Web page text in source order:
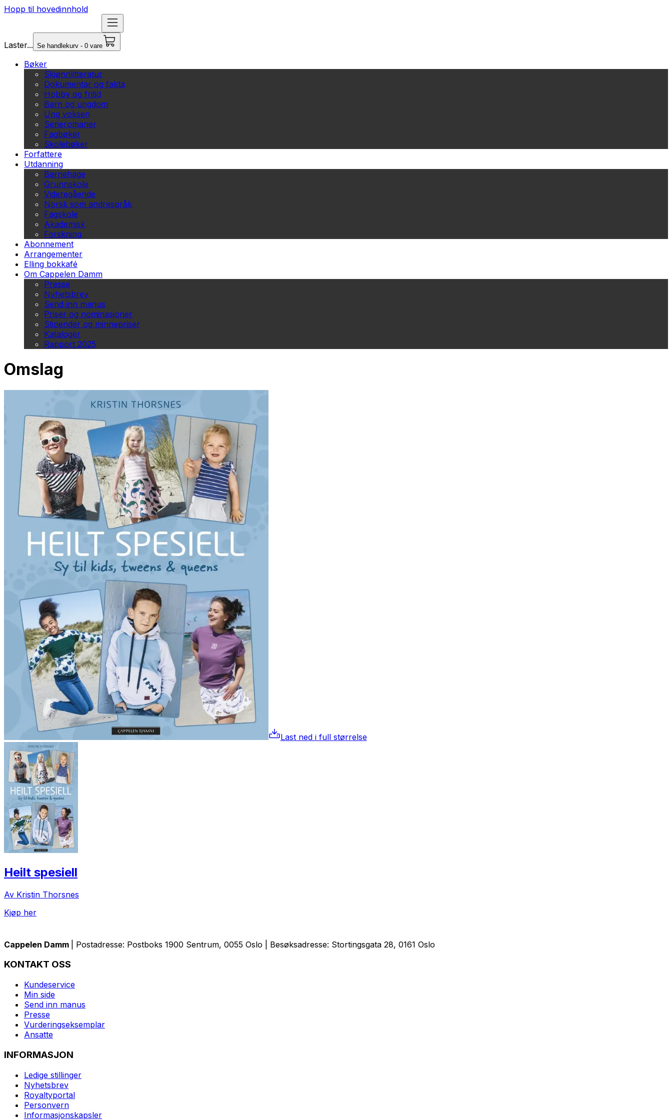
Hopp til hovedinnhold
Laster... Se handlekurv - 0 vare
Bøker
Skjønnlitteratur
Dokumentar og fakta
Hobby og fritid
Barn og ungdom
Ung voksen
Serieromaner
Fagbøker
Skolebøker
Forfattere
Utdanning
Barnehage
Grunnskole
Videregående
Norsk som andrespråk
Fagskole
Akademisk
Forskning
Abonnement
Arrangementer
Elling bokkafé
Om Cappelen Damm
Presse
Nyhetsbrev
Send inn manus
Priser og nominasjoner
Stipender og minnepriser
Kataloger
Rapport 2025
Omslag
Last ned i full størrelse
Heilt spesiell
Av Kristin Thorsnes
Kjøp her
Cappelen Damm | Postadresse: Postboks 1900 Sentrum, 0055 Oslo | Besøksadresse: Stortingsgata 28, 0161 Oslo
KONTAKT OSS
Kundeservice
Min side
Send inn manus
Presse
Vurderingseksemplar
Ansatte
INFORMASJON
Ledige stillinger
Nyhetsbrev
Royaltyportal
Personvern
Informasjonskapsler